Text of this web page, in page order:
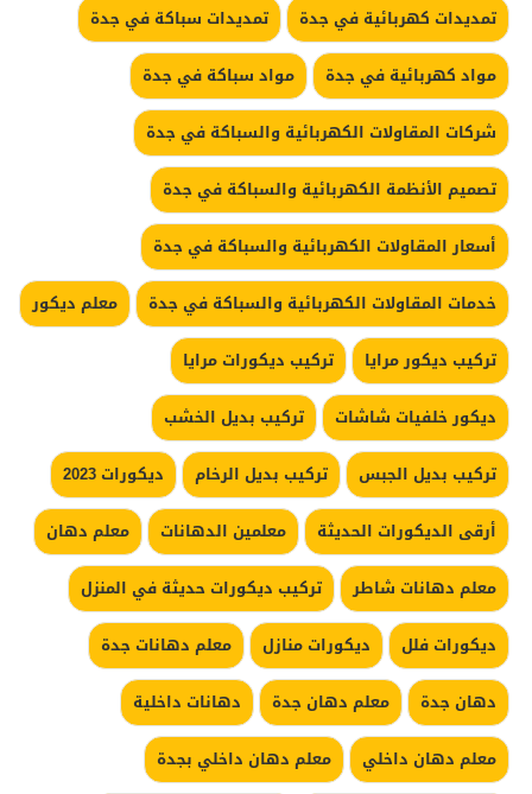
تمديدات كهربائية في جدة
تمديدات سباكة في جدة
مواد كهربائية في جدة
مواد سباكة في جدة
شركات المقاولات الكهربائية والسباكة في جدة
تصميم الأنظمة الكهربائية والسباكة في جدة
أسعار المقاولات الكهربائية والسباكة في جدة
خدمات المقاولات الكهربائية والسباكة في جدة
معلم ديكور
تركيب ديكور مرايا
تركيب ديكورات مرايا
ديكور خلفيات شاشات
تركيب بديل الخشب
تركيب بديل الجبس
تركيب بديل الرخام
ديكورات 2023
أرقى الديكورات الحديثة
معلمين الدهانات
معلم دهان
معلم دهانات شاطر
تركيب ديكورات حديثة في المنزل
ديكورات فلل
ديكورات منازل
معلم دهانات جدة
دهان جدة
معلم دهان جدة
دهانات داخلية
معلم دهان داخلي
معلم دهان داخلي بجدة